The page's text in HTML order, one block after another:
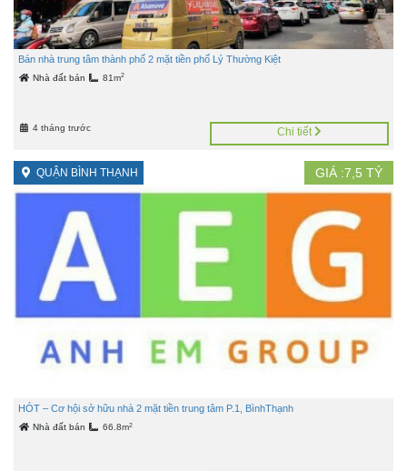
Bán nhà trung tâm thành phố 2 mặt tiền phố Lý Thường Kiệt
Nhà đất bán 81m2
4 tháng trước Chi tiết
QUẬN BÌNH THẠNH GIÁ :7,5 TỶ
HÓT – Cơ hội sở hữu nhà 2 mặt tiền trung tâm P.1, BìnhThạnh
Nhà đất bán 66.8m2